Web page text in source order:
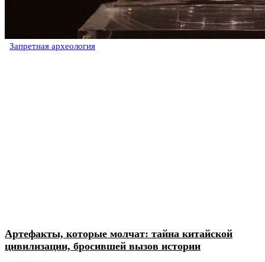
Запретная археология
Артефакты, которые молчат: тайна китайской
цивилизации, бросившей вызов истории